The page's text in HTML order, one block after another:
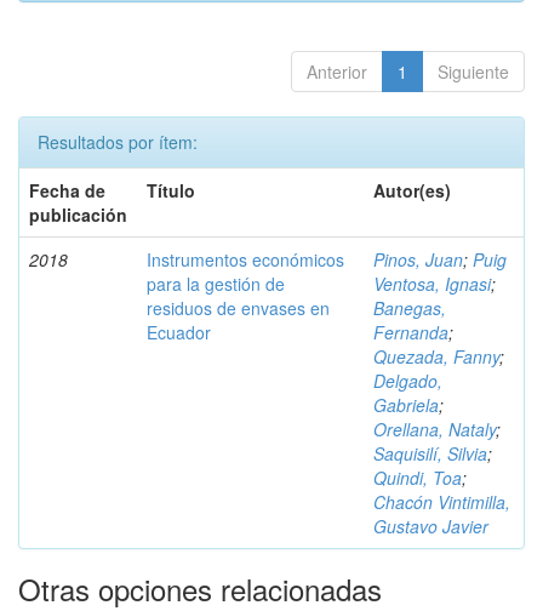
Anterior 1 Siguiente
Resultados por ítem:
Fecha de
publicación
Título Autor(es)
2018
Instrumentos económicos
para la gestión de
residuos de envases en
Ecuador
Pinos, Juan; Puig
Ventosa, Ignasi;
Banegas,
Fernanda;
Quezada, Fanny;
Delgado,
Gabriela;
Orellana, Nataly;
Saquisilí, Silvia;
Quindi, Toa;
Chacón Vintimilla,
Gustavo Javier
Otras opciones relacionadas